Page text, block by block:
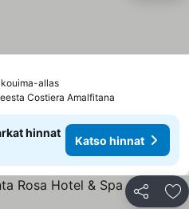
allasKatso hinnat
Costiera Amalfitana
hinnat
Katso hinnat
Jaa